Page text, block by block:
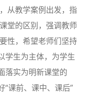
从教学案例出发，指
堂的区别，强调教师
性，希望老师们坚持
学生为主体，为学生
落实为明新课堂的
“课前、课中、课后”